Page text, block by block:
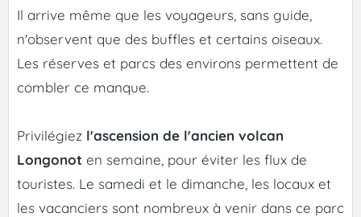
Il arrive même que les voyageurs, sans guide,
n'observent que des buffles et certains oiseaux.
Les réserves et parcs des environs permettent de
combler ce manque.
Privilégiez l'ascension de l'ancien volcan
Longonot en semaine, pour éviter les flux de
touristes. Le samedi et le dimanche, les locaux et
les vacanciers sont nombreux à venir dans ce parc